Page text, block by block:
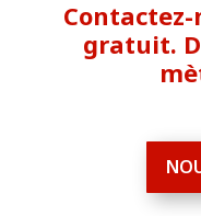
gratuit.